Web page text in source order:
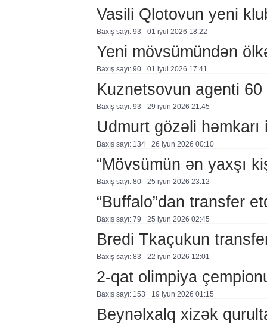
Vasili Qlotovun yeni
Baxış sayı: 93 01 i̇yul 2026 18:22
Yeni mövsümündən
Baxış sayı: 90 01 i̇yul 2026 17:41
Kuznetsovun agenti
Baxış sayı: 93 29 i̇yun 2026 21:45
Udmurt gözəli
Baxış sayı: 134 26 i̇yun 2026 00:10
“Mövsümün ən yaxşı
Baxış sayı: 80 25 i̇yun 2026 23:12
“Buffalo”dan transfer
Baxış sayı: 79 25 i̇yun 2026 02:45
Bredi Tkaçukun
Baxış sayı: 83 22 i̇yun 2026 12:01
2-qat olimpiya
Baxış sayı: 153 19 i̇yun 2026 01:15
Beynəlxalq xizək